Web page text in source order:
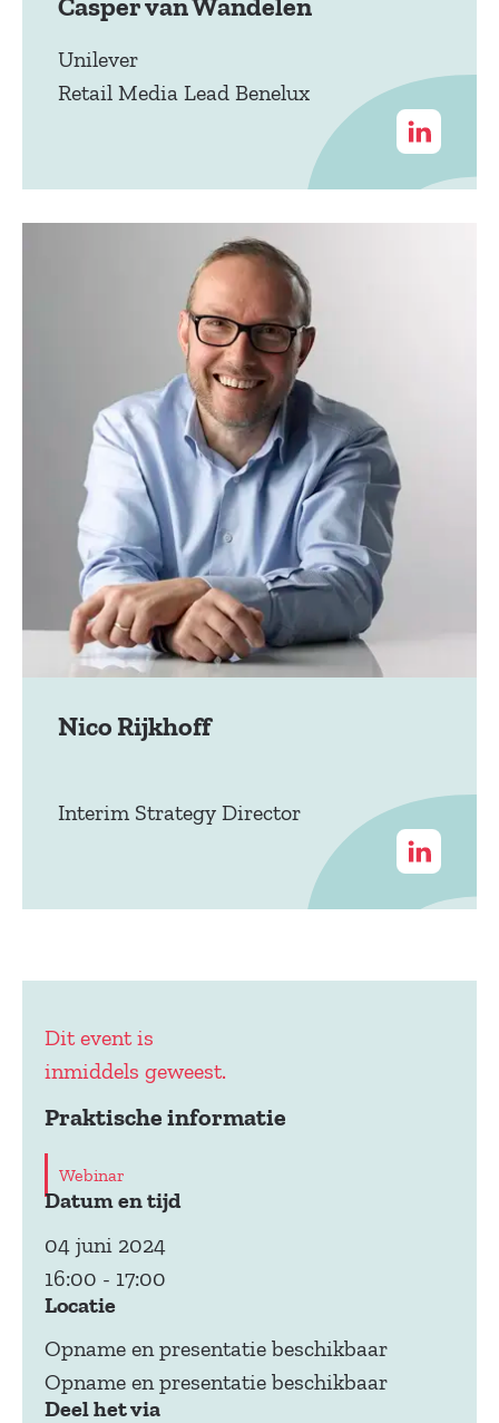
Casper van Wandelen
Unilever
Retail Media Lead Benelux
Nico Rijkhoff
Interim Strategy Director
Dit event is
inmiddels geweest.
Praktische informatie
Webinar
Datum en tijd
04 juni 2024
16:00 - 17:00
Locatie
Opname en presentatie beschikbaar
Opname en presentatie beschikbaar
Deel het via